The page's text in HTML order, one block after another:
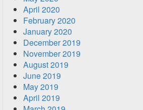
April 2020
February 2020
January 2020
December 2019
November 2019
August 2019
June 2019
May 2019
April 2019